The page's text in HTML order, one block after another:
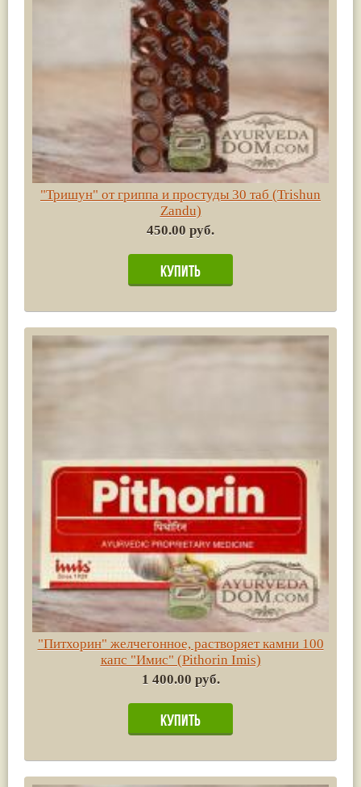
"Тришун" от гриппа и простуды 30 таб (Trishun
Zandu)
450.00 руб.
"Питхорин" желчегонное, растворяет камни 100
капс "Имис" (Pithorin Imis)
1 400.00 руб.